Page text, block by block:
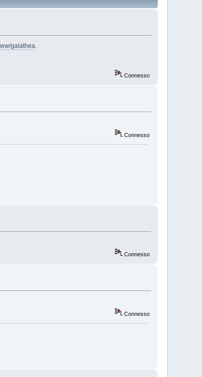
galathea.
Connesso
Connesso
Connesso
Connesso